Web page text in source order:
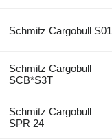
Schmitz Cargobull S01
Schmitz Cargobull
SCB*S3T
Schmitz Cargobull
SPR 24